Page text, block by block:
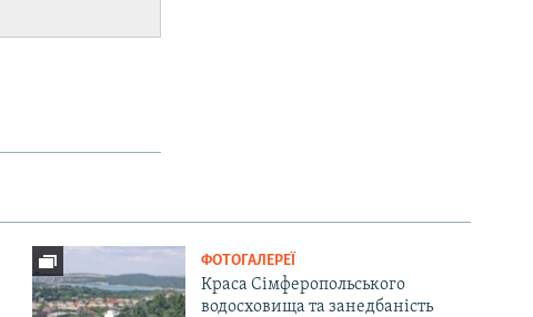
ФОТОГАЛЕРЕЇ
Краса Сімферопольського
водосховища та занедбаність